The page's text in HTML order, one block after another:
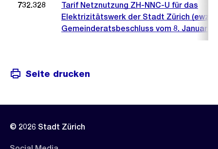
732.328
Tarif Netznutzung ZH-NNC-U für das
Elektrizitätswerk der Stadt Zürich (ewz)
Gemeinderatsbeschluss vom 8. Januar
Seite drucken
© 2026 Stadt Zürich